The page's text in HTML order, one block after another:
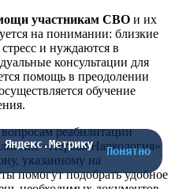
участникам СВО и их
на понимании: близкие
и нуждаются в
консультации для
помощь в преодолении
обучение
реабилитации
«Первая Наркология»
указанному на
помогут подобрать удобное
Понятно